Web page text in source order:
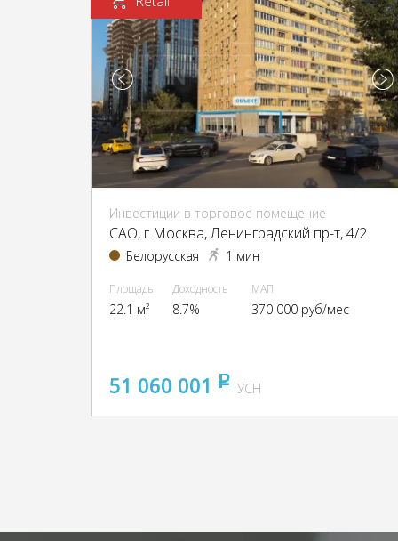
Инвестиции в торговое помещение
CАО, г Москва, Ленинградский пр-т, 4/2
Белорусская 1 мин
Площадь
22.1 м²
Доходность
8.7%
МАП
370 000 руб/мес
51 060 001 pуб
УСН